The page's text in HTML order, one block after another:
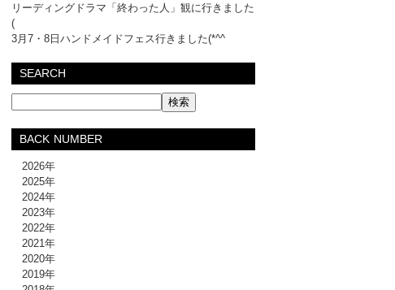
リーディングドラマ「終わった人」観に行きました
(
3月7・8日ハンドメイドフェス行きました(*^^
SEARCH
BACK NUMBER
2026年
2025年
2024年
2023年
2022年
2021年
2020年
2019年